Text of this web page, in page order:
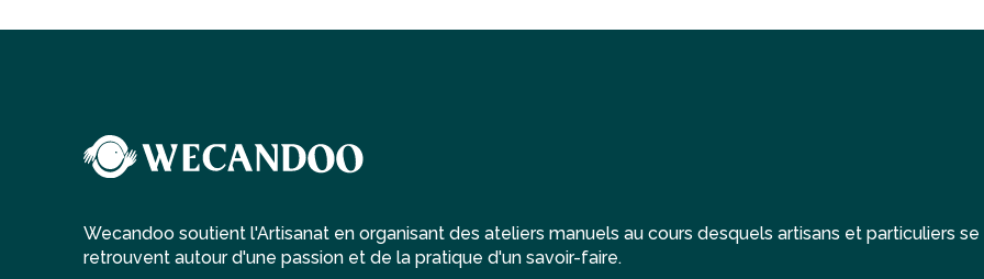
Wecandoo soutient l'Artisanat en organisant des ateliers manuels au cours desquels artisans et particuliers se
retrouvent autour d'une passion et de la pratique d'un savoir-faire.